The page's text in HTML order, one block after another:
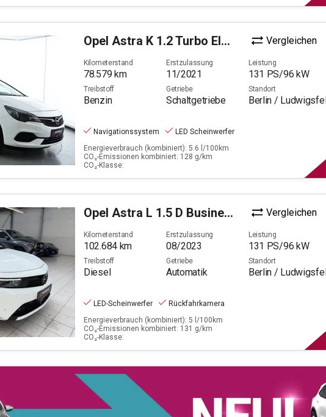
Opel Astra K 1.2 Turbo Elegance (EURO 6d) Vergleichen
Kilometerstand
78.579km
Erstzulassung
11/2021
Leistung
131 PS/96 kW
Treibstoff
Benzin
Getriebe
Schaltgetriebe
Standort
Berlin /
Navigationssystem
LED Scheinwerfer
Energieverbrauch (kombiniert): 5.6 l/100km
CO₂-Emissionen kombiniert: 128 g/km
CO₂-Klasse:
Opel Astra L 1.5 D Business Elegance (EURO 6e) Vergleichen
Kilometerstand
102.684km
Erstzulassung
08/2023
Leistung
131 PS/96 kW
Treibstoff
Diesel
Getriebe
Automatik
Standort
Berlin /
LED-Scheinwerfer
Rückfahrkamera
Energieverbrauch (kombiniert): 5 l/100km
CO₂-Emissionen kombiniert: 131 g/km
CO₂-Klasse: